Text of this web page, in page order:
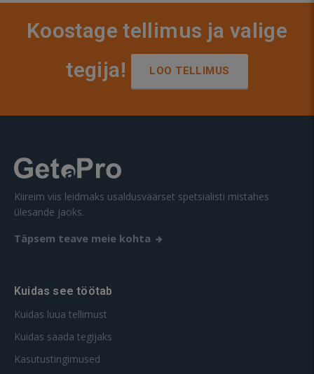
Koostage tellimus ja valige
tegija!
LOO TELLIMUS
Kiireim viis leidmaks usaldusväärset spetsialisti mistahes
ülesande jaoks.
Täpsem teave meie kohta
Kuidas see töötab
Kuidas luua tellimust
Kuidas saada tegijaks
Kasutustingimused